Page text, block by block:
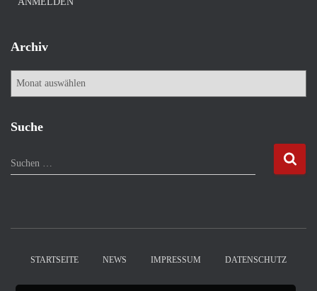
Archiv
A
h
Suche
S
u
Suchen …
STARTSEITE NEWS IMPRESSUM DATENSCHUTZ